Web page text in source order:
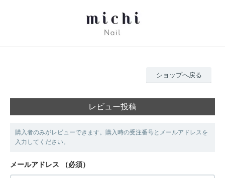
ショップへ戻る
レビュー投稿
購入者のみがレビューできます。購入時の受注番号とメールアドレスを
入力してください。
メールアドレス （必須）